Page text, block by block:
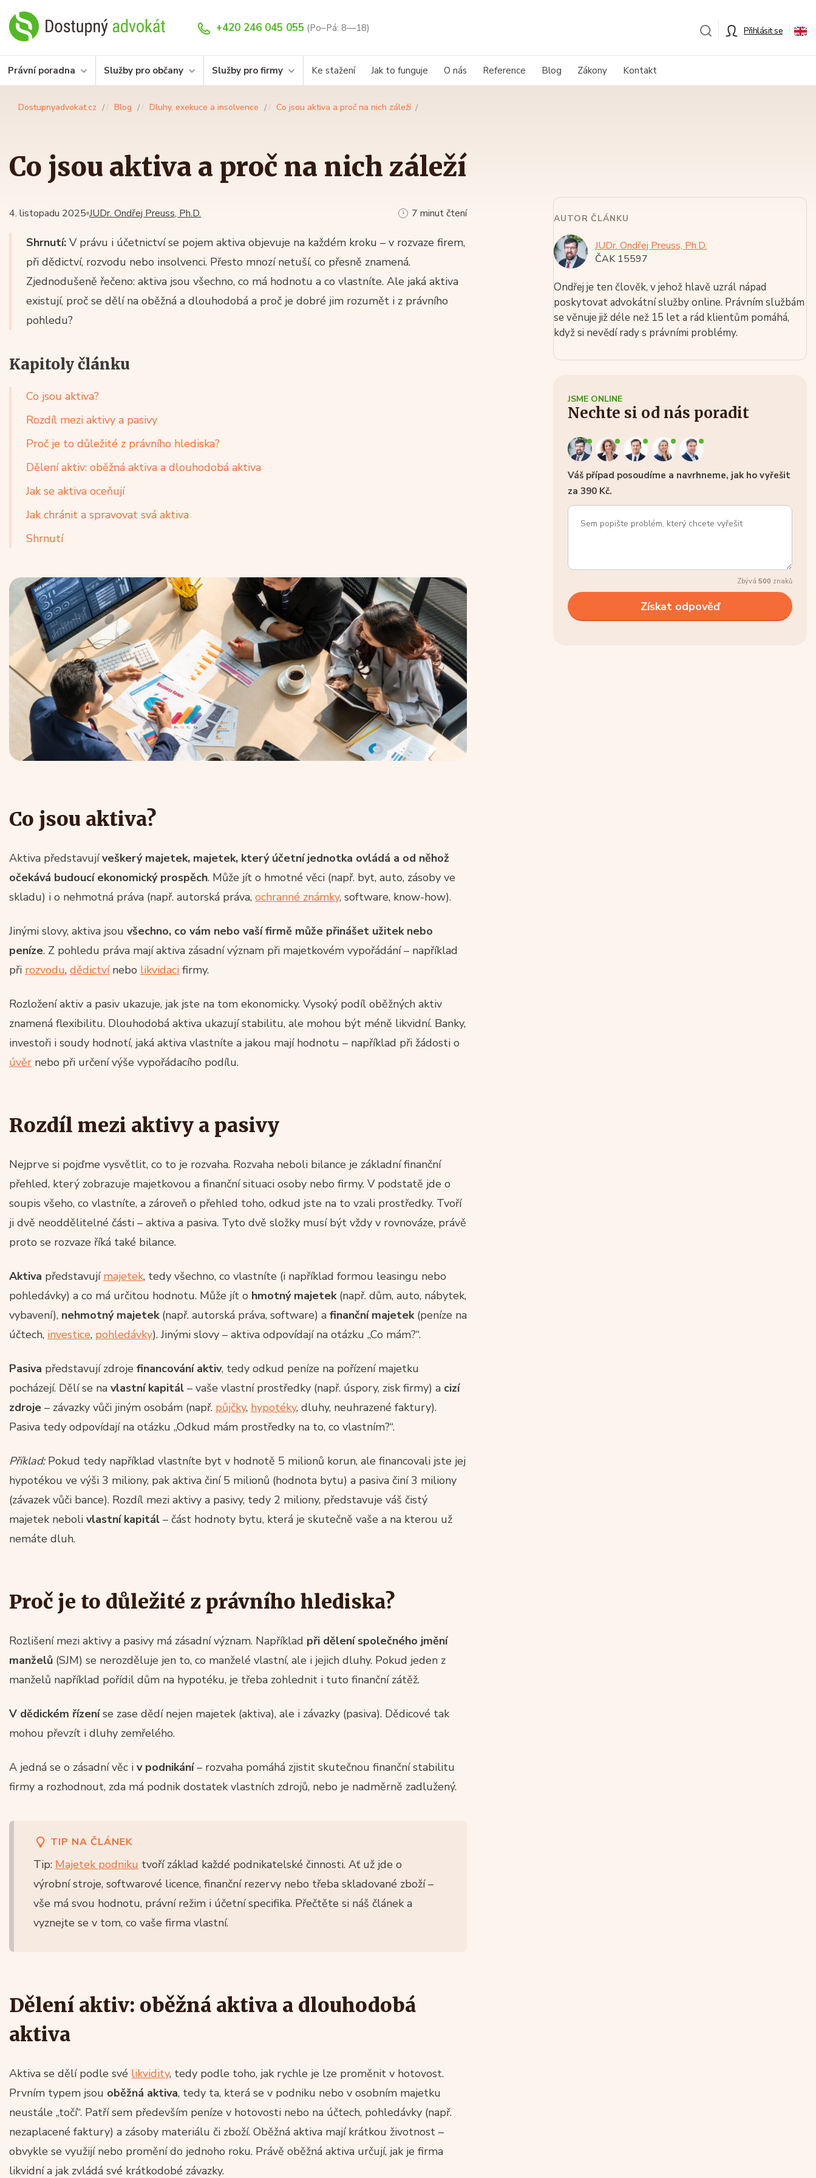
+420 246 045 055 (Po–Pá: 8—18) Přihlásit se
Právní poradna Služby pro občany Služby pro firmy Ke stažení Jak to funguje O nás Reference Blog Zákony Kontakt
Dostupnyadvokat.cz Blog Dluhy, exekuce a insolvence Co jsou aktiva a proč na nich záleží
Co jsou aktiva a proč na nich záleží
JUDr. Ondřej Preuss, Ph.D.
4. listopadu 2025 7 minut čtení
Shrnutí: V právu i účetnictví se pojem aktiva objevuje na každém kroku – v rozvaze firem,
při dědictví, rozvodu nebo insolvenci. Přesto mnozí netuší, co přesně znamená.
Zjednodušeně řečeno: aktiva jsou všechno, co má hodnotu a co vlastníte. Ale jaká aktiva
existují, proč se dělí na oběžná a dlouhodobá a proč je dobré jim rozumět i z právního
pohledu?
Kapitoly článku
Co jsou aktiva?
Rozdíl mezi aktivy a pasivy
Proč je to důležité z právního hlediska?
Dělení aktiv: oběžná aktiva a dlouhodobá aktiva
Jak se aktiva oceňují
Jak chránit a spravovat svá aktiva
Shrnutí
Co jsou aktiva?
Aktiva představujíveškerý majetek, majetek, který účetní jednotka ovládá a od něhož
očekává budoucí ekonomický prospěch. Může jít o hmotné věci (např. byt, auto, zásoby ve
skladu) i o nehmotná práva (např. autorská práva, ochranné známky, software, know-how).
Jinými slovy, aktiva jsou všechno, co vám nebo vaší firmě může přinášet užitek nebo
peníze. Z pohledu práva mají aktiva zásadní význam při majetkovém vypořádání – například
při rozvodu, dědictvínebo likvidaci firmy.
Rozložení aktiv a pasiv ukazuje, jak jste na tom ekonomicky. Vysoký podíl oběžných aktiv
znamená flexibilitu. Dlouhodobá aktiva ukazují stabilitu, ale mohou být méně likvidní. Banky,
investoři i soudy hodnotí, jaká aktiva vlastníte a jakou mají hodnotu – například při žádosti o
úvěr nebo při určení výše vypořádacího podílu.
Rozdíl mezi aktivy a pasivy
Nejprve si pojďme vysvětlit, co to je rozvaha. Rozvaha neboli bilance je základní finanční
přehled, který zobrazuje majetkovou a finanční situaci osoby nebo firmy. V podstatě jde o
soupis všeho, co vlastníte, a zároveň o přehled toho, odkud jste na to vzali prostředky. Tvoří
ji dvě neoddělitelné části – aktiva a pasiva. Tyto dvě složky musí být vždy v rovnováze, právě
proto se rozvaze říká také bilance.
Aktiva představují majetek, tedy všechno, co vlastníte (i například formou leasingu nebo
pohledávky) a co má určitou hodnotu. Může jít o hmotný majetek(např. dům, auto, nábytek,
vybavení), nehmotný majetek(např. autorská práva, software) a finanční majetek(peníze na
účtech, investice, pohledávky). Jinými slovy – aktiva odpovídají na otázku „Co mám?“.
Pasiva představují zdroje financování aktiv, tedy odkud peníze na pořízení majetku
pocházejí. Dělí se na vlastní kapitál – vaše vlastní prostředky (např. úspory, zisk firmy) a cizí
zdroje – závazky vůči jiným osobám (např. půjčky, hypotéky, dluhy, neuhrazené faktury).
Pasiva tedy odpovídají na otázku „Odkud mám prostředky na to, co vlastním?“.
Příklad:Pokud tedy například vlastníte byt v hodnotě 5 milionů korun, ale financovali jste jej
hypotékou ve výši 3 miliony, pak aktiva činí 5 milionů (hodnota bytu) a pasiva činí 3 miliony
(závazek vůči bance). Rozdíl mezi aktivy a pasivy, tedy 2 miliony, představuje váš čistý
majetek neboli vlastní kapitál – část hodnoty bytu, která je skutečně vaše a na kterou už
nemáte dluh.
Proč je to důležité z právního hlediska?
Rozlišení mezi aktivy a pasivy má zásadní význam. Například při dělení společného jmění
manželů (SJM) se nerozděluje jen to, co manželé vlastní, ale i jejich dluhy. Pokud jeden z
manželů například pořídil dům na hypotéku, je třeba zohlednit i tuto finanční zátěž.
V dědickém řízeníse zase dědí nejen majetek (aktiva), ale i závazky (pasiva). Dědicové tak
mohou převzít i dluhy zemřelého.
A jedná se o zásadní věc i v podnikání– rozvaha pomáhá zjistit skutečnou finanční stabilitu
firmy a rozhodnout, zda má podnik dostatek vlastních zdrojů, nebo je nadměrně zadlužený.
TIP NA ČLÁNEK
Tip: Majetek podniku tvoří základ každé podnikatelské činnosti. Ať už jde o
výrobní stroje, softwarové licence, finanční rezervy nebo třeba skladované zboží –
vše má svou hodnotu, právní režim i účetní specifika. Přečtěte si náš článek a
vyznejte se v tom, co vaše firma vlastní.
Dělení aktiv: oběžná aktiva a dlouhodobá
aktiva
Aktiva se dělí podle své likvidity, tedy podle toho, jak rychle je lze proměnit v hotovost.
Prvním typem jsou oběžná aktiva, tedy ta, která se v podniku nebo v osobním majetku
neustále „točí“. Patří sem především peníze v hotovosti nebo na účtech, pohledávky (např.
nezaplacené faktury) a zásoby materiálu či zboží. Oběžná aktiva mají krátkou životnost –
obvykle se využijí nebo promění do jednoho roku. Právě oběžná aktiva určují, jak je firma
likvidní a jak zvládá své krátkodobé závazky.
AUTOR ČLÁNKU
JUDr. Ondřej Preuss, Ph.D.
ČAK 15597
Ondřej je ten člověk, v jehož hlavě uzrál nápad
poskytovat advokátní služby online. Právním službám
se věnuje již déle než 15 let a rád klientům pomáhá,
když si nevědí rady s právními problémy.
JSME ONLINE
Nechte si od nás poradit
Váš případ posoudíme a navrhneme, jak ho vyřešit
za 390 Kč.
Zbývá 500 znaků